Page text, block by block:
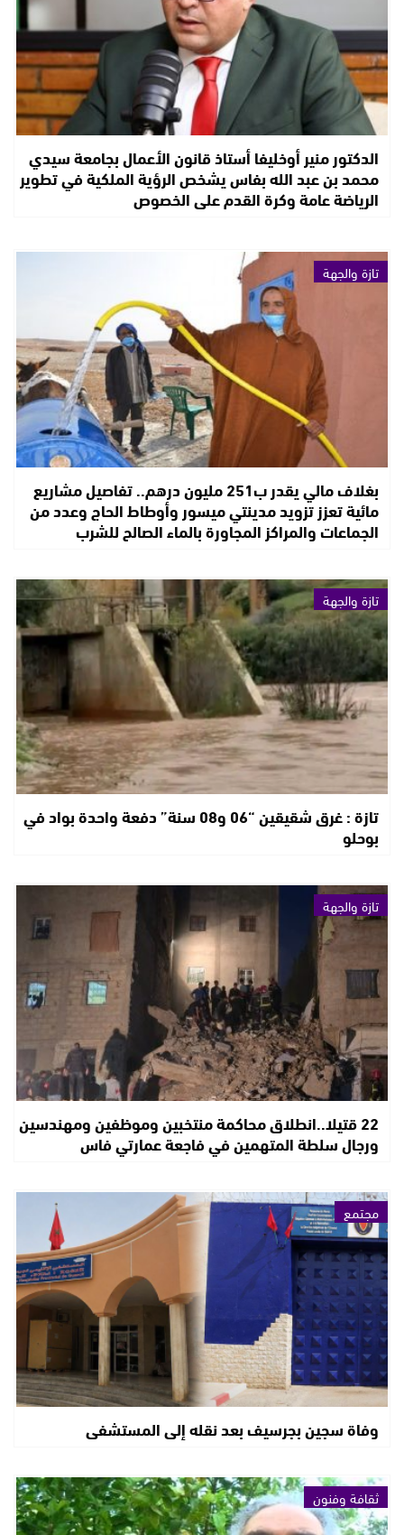
الدكتور منير أوخليفا أستاذ قانون الأعمال بجامعة سيدي
محمد بن عبد الله بفاس يشخص الرؤية الملكية في تطوير
الرياضة عامة وكرة القدم على الخصوص
تازة والجهة
بغلاف مالي يقدر ب251 مليون درهم.. تفاصيل مشاريع
مائية تعزز تزويد مدينتي ميسور وأوطاط الحاج وعدد من
الجماعات والمراكز المجاورة بالماء الصالح للشرب
تازة والجهة
تازة : غرق شقيقين “06 و08 سنة” دفعة واحدة بواد في
بوحلو
تازة والجهة
22 قتيلا..انطلاق محاكمة منتخبين وموظفين ومهندسين
ورجال سلطة المتهمين في فاجعة عمارتي فاس
مجتمع
وفاة سجين بجرسيف بعد نقله إلى المستشفى
ثقافة وفنون